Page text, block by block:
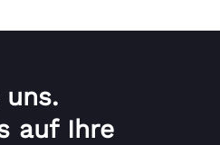
uns.
auf Ihre